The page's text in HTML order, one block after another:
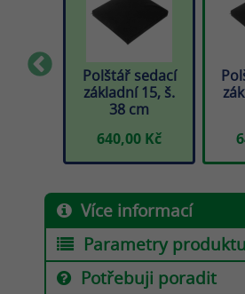
Polštář sedací
základní 15, š.
38 cm
640,00 Kč
Více informací
Parametry produktu
Potřebuji poradit